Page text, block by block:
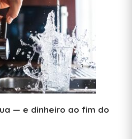
— e dinheiro ao fim do